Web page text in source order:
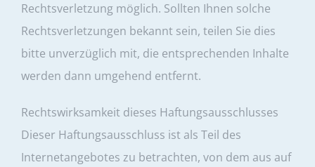
Rechtsverletzung möglich. Sollten Ihnen solche
Rechtsverletzungen bekannt sein, teilen Sie dies
bitte unverzüglich mit, die entsprechenden Inhalte
werden dann umgehend entfernt.
Rechtswirksamkeit dieses Haftungsausschlusses
Dieser Haftungsausschluss ist als Teil des
Internetangebotes zu betrachten, von dem aus auf